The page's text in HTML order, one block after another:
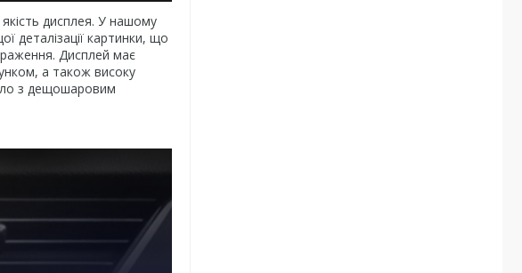
дисплея. У нашому
деталізації картинки, що
Дисплей має
а також високу
з дещошаровим